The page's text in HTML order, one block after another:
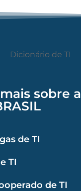
sobre a
de TI
TI
de TI